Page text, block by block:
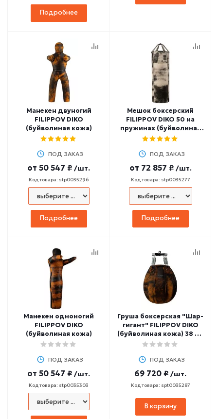
Подробнее
Манекен двуногий
FILIPPOV DIKO
(буйволиная кожа)
ПОД ЗАКАЗ
от 50 547 ₽ /шт.
Код товара: stp0035296
Подробнее
Мешок боксерский
FILIPPOV DIKO 50 на
пружинах (буйволиная
кожа)
ПОД ЗАКАЗ
от 72 857 ₽ /шт.
Код товара: stp0035277
Подробнее
Манекен одноногий
FILIPPOV DIKO
(буйволиная кожа)
ПОД ЗАКАЗ
от 50 547 ₽ /шт.
Код товара: stp0035303
Груша боксерская "Шар-
гигант" FILIPPOV DIKO
(буйволиная кожа) 38 кг,
80 см
ПОД ЗАКАЗ
69 720 ₽ /шт.
Код товара: spt0035287
В корзину